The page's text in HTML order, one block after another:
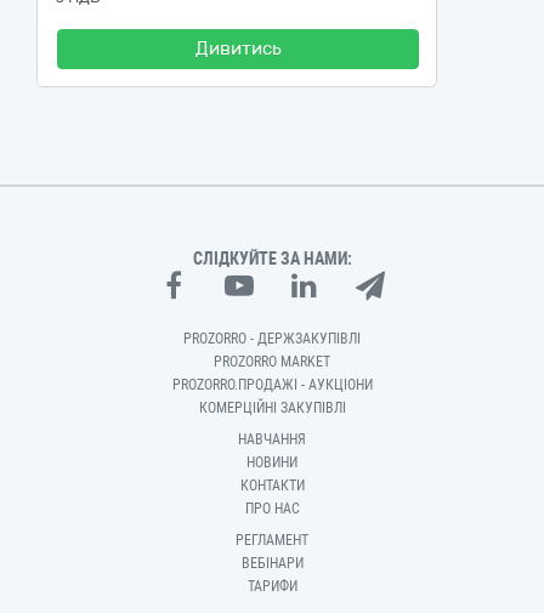
Дивитись
СЛІДКУЙТЕ ЗА НАМИ:
PROZORRO - ДЕРЖЗАКУПІВЛІ
PROZORRO MARKET
PROZORRO.ПРОДАЖІ - АУКЦІОНИ
КОМЕРЦІЙНІ ЗАКУПІВЛІ
НАВЧАННЯ
НОВИНИ
КОНТАКТИ
ПРО НАС
РЕГЛАМЕНТ
ВЕБІНАРИ
ТАРИФИ